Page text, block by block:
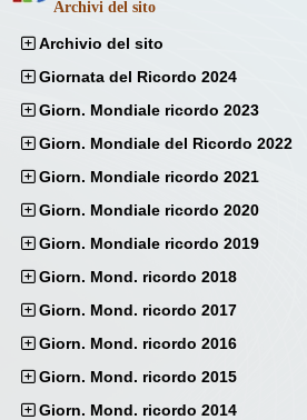
Archivi del sito
Archivio del sito
Giornata del Ricordo 2024
Giorn. Mondiale ricordo 2023
Giorn. Mondiale del Ricordo 2022
Giorn. Mondiale ricordo 2021
Giorn. Mondiale ricordo 2020
Giorn. Mondiale ricordo 2019
Giorn. Mond. ricordo 2018
Giorn. Mond. ricordo 2017
Giorn. Mond. ricordo 2016
Giorn. Mond. ricordo 2015
Giorn. Mond. ricordo 2014